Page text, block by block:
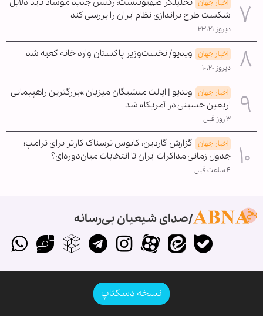
اخبار جهان
شکست طرح براندازی نظام ایران را بررسی کند
دیروز ۲۳:۲۱
اخبار جهان ویدیو/ نخست‌وزیر پاکستان وارد خانه کعبه شد
دیروز ۱۰:۲۰
اخبار جهان ویدیو | ایالت میشیگان میزبان »بزرگترین راهپیمایی
اربعین حسینی در آمریکا« شد
۳ روز قبل
اخبار جهان گزارش گاردین: کابوس ترسناک کارتر برای ترامپ؛
جدول زمانی مذاکرات ایران تا انتخابات میان‌دوره‌ای؟
۴ ساعت قبل
صدای شیعیان بی‌رسانه
نسخه دسکتاپ